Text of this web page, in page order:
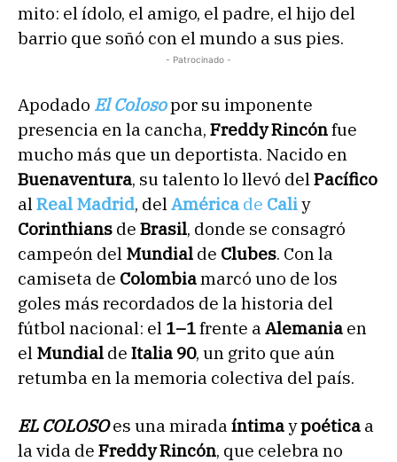
mito: el ídolo, el amigo, el padre, el hijo del
barrio que soñó con el mundo a sus pies.
- Patrocinado -
Apodado El Colosopor su imponente
presencia en la cancha, Freddy Rincónfue
mucho más que un deportista. Nacido en
Buenaventura, su talento lo llevó del Pacífico
al Real Madrid, del América de Caliy
Corinthians de Brasil, donde se consagró
campeón del Mundial de Clubes. Con la
camiseta de Colombiamarcó uno de los
goles más recordados de la historia del
fútbol nacional: el 1–1frente a Alemania en
el Mundial de Italia 90, un grito que aún
retumba en la memoria colectiva del país.
EL COLOSOes una mirada íntimaypoética a
la vida de Freddy Rincón, que celebra no